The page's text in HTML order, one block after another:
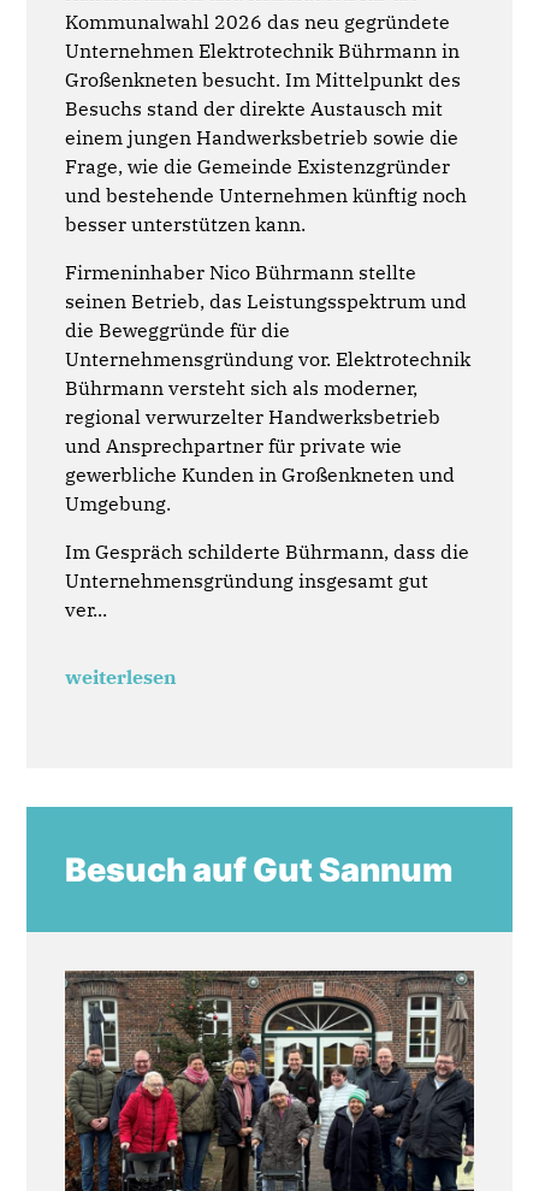
Kommunalwahl 2026 das neu gegründete
Unternehmen Elektrotechnik Bührmann in
Großenkneten besucht. Im Mittelpunkt des
Besuchs stand der direkte Austausch mit
einem jungen Handwerksbetrieb sowie die
Frage, wie die Gemeinde Existenzgründer
und bestehende Unternehmen künftig noch
besser unterstützen kann.
Firmeninhaber Nico Bührmann stellte
seinen Betrieb, das Leistungsspektrum und
die Beweggründe für die
Unternehmensgründung vor. Elektrotechnik
Bührmann versteht sich als moderner,
regional verwurzelter Handwerksbetrieb
und Ansprechpartner für private wie
gewerbliche Kunden in Großenkneten und
Umgebung.
Im Gespräch schilderte Bührmann, dass die
Unternehmensgründung insgesamt gut
ver...
weiterlesen
Besuch auf Gut Sannum